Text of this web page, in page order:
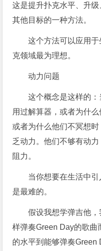
这是提升扑克水平、升
其他目标的一种方法。
这个方法可以应用
克领域最为理想。
动力问题
这个概念是这样的
用过解算器，或者为什
或者为什么他们不冥想
乏动力。他们不够有动
阻力。
当你想要在生活中
是最难的。
假设我想学弹吉他
样弹奏Green Day的歌
的水平到能够弹奏Green